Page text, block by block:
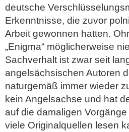
deutsche
Erkenntnisse, die zuvor
Arbeit gewonnen hatten.
„Enigma“ möglicherweise
Sachverhalt ist zwar seit
angelsächsischen Autoren
naturgemäß immer wieder
kein Angelsachse und hat
auf die damaligen
viele Originalquellen lesen